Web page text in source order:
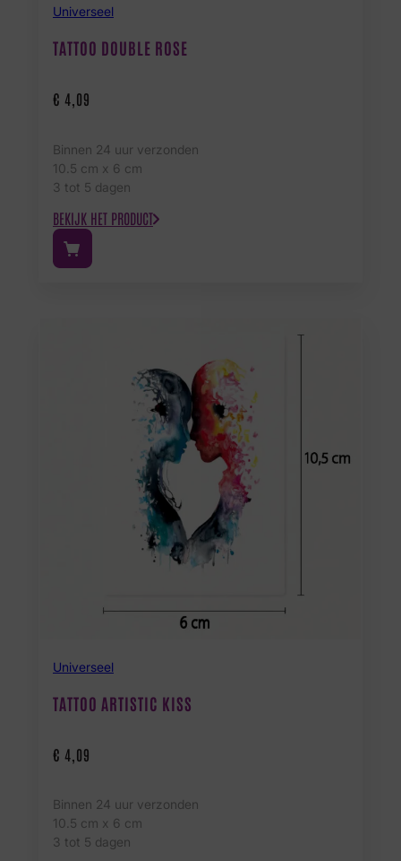
Universeel
TATTOO DOUBLE ROSE
€ 4,09
Binnen 24 uur verzonden
10.5 cm x 6 cm
3 tot 5 dagen
BEKIJK HET PRODUCT
Universeel
TATTOO ARTISTIC KISS
€ 4,09
Binnen 24 uur verzonden
10.5 cm x 6 cm
3 tot 5 dagen